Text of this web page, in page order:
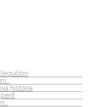
història